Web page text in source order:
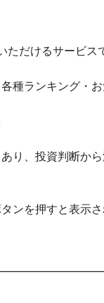
ただけるサービス
種ランキング・
り、投資判断か
ンを押すと表示